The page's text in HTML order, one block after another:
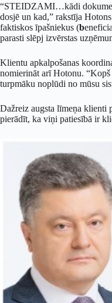
“STEIDZAMI…kādi
dosjē un kad,” rakstīja
faktiskos īpašniekus (b
parasti slēpj izvērstas
Klientu apkalpošanas
nomierināt arī Hotonu. “Kopš
turpmāku noplūdi no mūsu
Dažreiz augsta līmeņa klienti
pierādīt, ka viņi patiesībā ir